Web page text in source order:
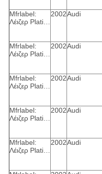
Mfrlabel:
Λέιζερ Plati…
2002Audi
Mfrlabel:
Λέιζερ Plati…
2002Audi
Mfrlabel:
Λέιζερ Plati…
2002Audi
Mfrlabel:
Λέιζερ Plati…
2002Audi
Mfrlabel:
Λέιζερ Plati…
2002Audi